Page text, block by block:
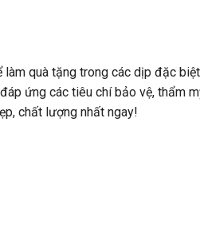
quà tặng trong các dịp đặc
ứng các tiêu chí bảo vệ, thẩm
chất lượng nhất ngay!